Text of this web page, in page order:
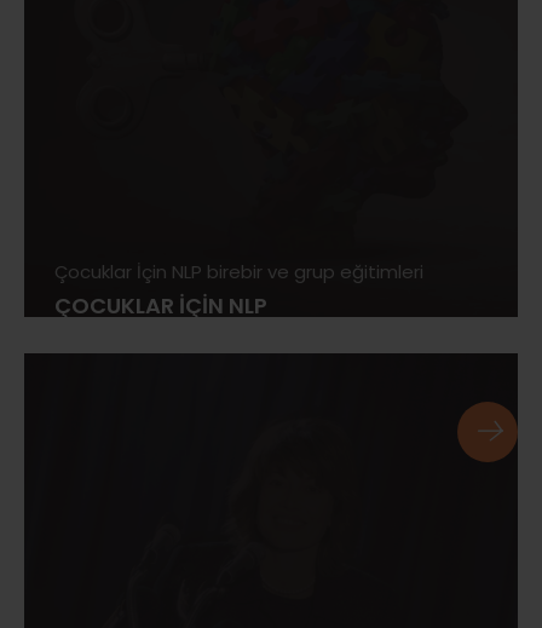
Çocuklar İçin NLP birebir ve grup eğitimleri
ÇOCUKLAR İÇİN NLP